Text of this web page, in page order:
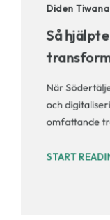
Diden Tiwana
Så
När
och
omfattande
START